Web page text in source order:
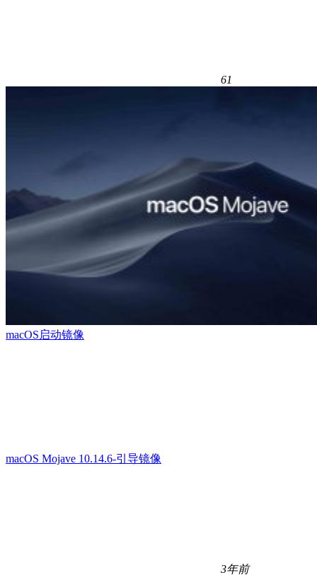
61
macOS启动镜像
macOS Mojave 10.14.6-引导镜像
3年前